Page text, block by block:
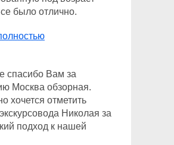
было отлично.
спасибо Вам за
Москва обзорная.
хочется отметить
Николая за
подход к нашей